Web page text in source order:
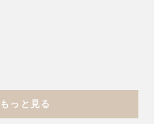
っと見る